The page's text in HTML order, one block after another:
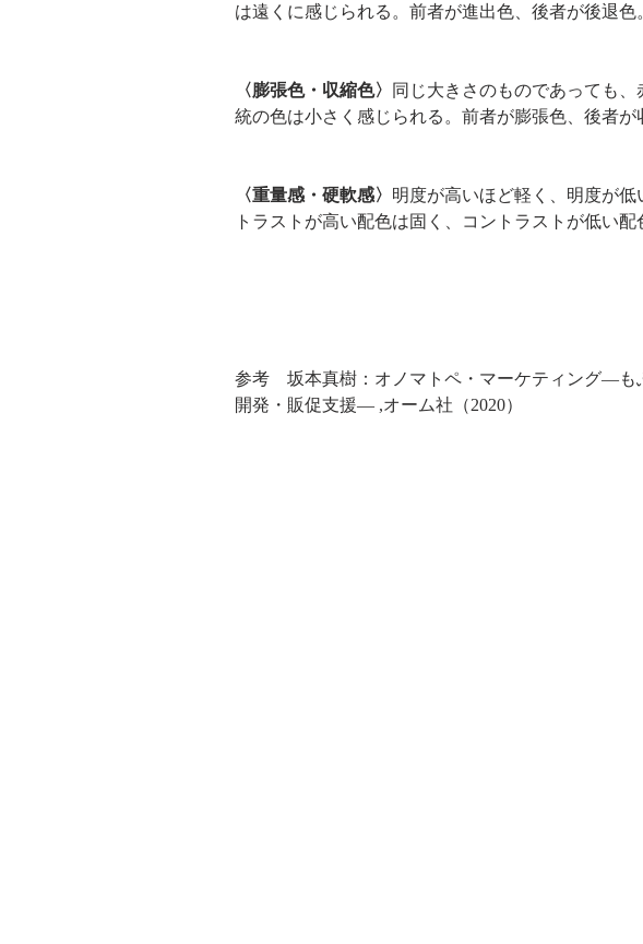
は遠くに感じられる。前者が進出色、後者が後退色
〈膨張色・収縮色〉
同じ大きさのものであっても
統の色は小さく感じられる。前者が膨張色、後者が
〈重量感・硬軟感〉 明度が高いほど軽く、明度が
トラストが高い配色は固く、コントラストが低い配
参考　坂本真樹：オノマトペ・マーケティング―も
開発・販促支援― ,オーム社（2020）